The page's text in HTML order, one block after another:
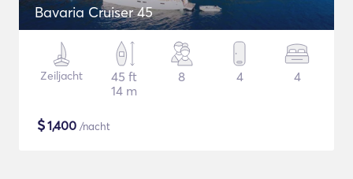
Bavaria Cruiser 45
Zeiljacht
45 ft
14 m
8 4 4
$1,400 /nacht